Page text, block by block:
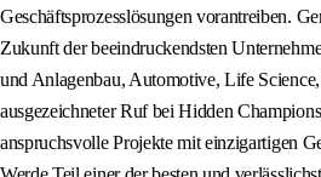
Geschäftsprozesslösungen vorantreiben.
Zukunft der beeindruckendsten
und Anlagenbau, Automotive, Life
ausgezeichneter Ruf bei Hidden
anspruchsvolle Projekte mit einzigartigen